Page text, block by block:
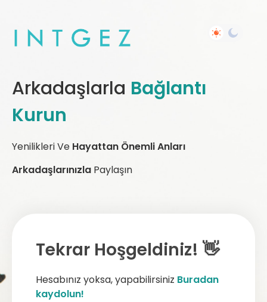
Arkadaşlarla Bağlantı
Kurun
Yenilikleri Ve Hayattan Önemli Anları
Arkadaşlarınızla Paylaşın
Tekrar Hoşgeldiniz! 👋
Hesabınız yoksa, yapabilirsiniz Buradan
kaydolun!